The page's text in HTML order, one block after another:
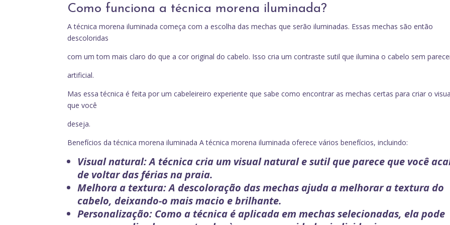
Como funciona a técnica morena iluminada?
A técnica morena iluminada começa com a escolha das mechas que serão iluminadas. Essas mechas são então
descoloridas
com um tom mais claro do que a cor original do cabelo. Isso cria um contraste sutil que ilumina o cabelo sem
artificial.
Mas essa técnica é feita por um cabeleireiro experiente que sabe como encontrar as mechas certas para criar o
que você
deseja.
Benefícios da técnica morena iluminada A técnica morena iluminada oferece vários benefícios, incluindo:
Visual natural: A técnica cria um visual natural e sutil que parece que você
de voltar das férias na praia.
Melhora a textura: A descoloração das mechas ajuda a melhorar a textura do
cabelo, deixando-o mais macio e brilhante.
Personalização: Como a técnica é aplicada em mechas selecionadas, ela pode